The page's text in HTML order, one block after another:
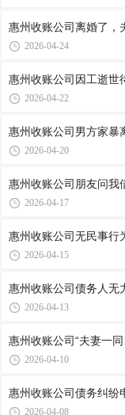
惠州收账公司​离婚了，
2026-04-24
惠州收账公司​因工逝世
2026-04-22
惠州收账公司​男方家暴
2026-04-20
惠州收账公司​朋友问我
2026-04-17
惠州收账公司​无民事行
2026-04-15
惠州收账公司​债务人无
2026-04-13
惠州收账公司​“夫妻一
2026-04-10
惠州收账公司​债务纠纷
2026-04-08